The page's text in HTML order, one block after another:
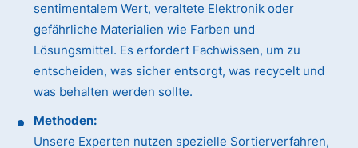
sentimentalem Wert, veraltete Elektronik oder
gefährliche Materialien wie Farben und
Lösungsmittel. Es erfordert Fachwissen, um zu
entscheiden, was sicher entsorgt, was recycelt und
was behalten werden sollte.
Methoden:
Unsere Experten nutzen spezielle Sortierverfahren,